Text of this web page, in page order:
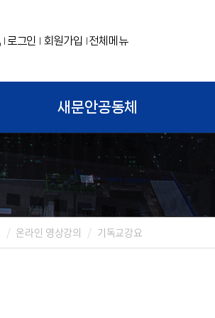
로그인 회원가입 전체메뉴
새문안공동체
온라인 영상강의 기독교강요